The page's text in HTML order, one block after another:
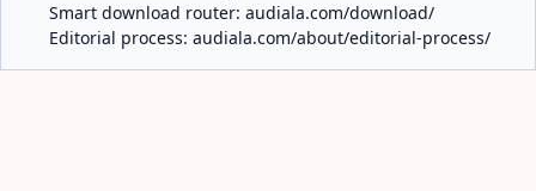
Smart download router: audiala.com/download/
Editorial process: audiala.com/about/editorial-process/